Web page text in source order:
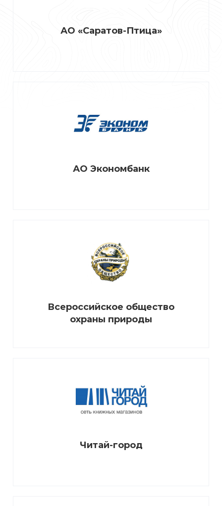
АО «Саратов-Птица»
АО Экономбанк
Всероссийское общество
охраны природы
Читай-город